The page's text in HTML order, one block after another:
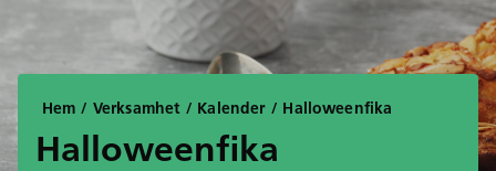
Hem / Verksamhet / Kalender / Halloweenfika
Halloweenfika